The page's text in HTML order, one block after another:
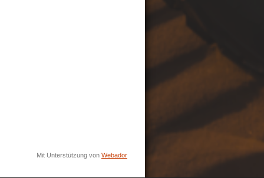
Mit Unterstützung von Webador